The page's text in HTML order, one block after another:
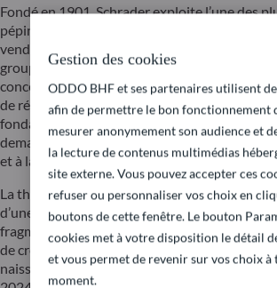
Fondé en 1901, Schrader exploite l’une des
pépinières forestières d’Europe, avec plus de
vendus par an. En complément de son activité
groupe a développé une offre intégrée de
conception, la réalisation et l’entretien
de référence d’acteurs publics et privés,
fondamentaux solides et d’un marché
demande structurelle liée notamment au
et à la végétalisation des zones urbaines.
La thèse d’investissement est structurée
d’une stratégie de buy-and-build dans le
fragmenté, le marché allemand offre des
de croissance externe dans un contexte de
naissante. Pour Schrader, cette dynamique
Gestion des cookies
ODDO BHF et ses partenaires utilisent
afin de permettre le bon fonctionnement
mesurer anonymement son audience et
la lecture de contenus multimédias
site externe. Vous pouvez accepter ces
refuser ou personnaliser vos choix en
boutons de cette fenêtre. Le bouton
cookies met à votre disposition le détail
et vous permet de revenir sur vos choix à
moment.